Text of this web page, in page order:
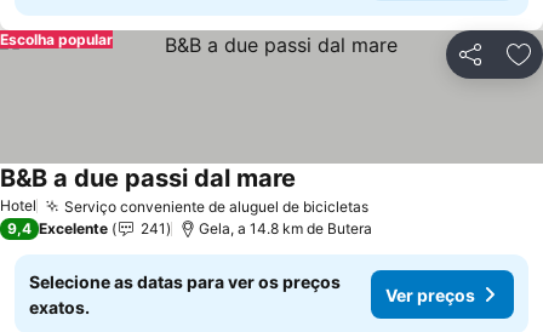
Partilhar
Escolha popular
Hotel Serviço conveniente de aluguel de bicicletasVer preços
B&B a due passi dal mare
9,4 Excelente 241 Gela, a 14.8 km de Butera
Selecione as datas para ver os preços
exatos.
Ver preços